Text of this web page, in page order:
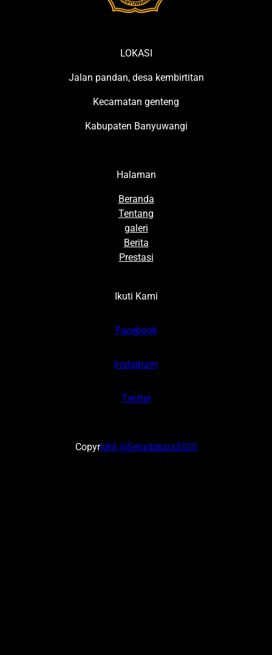
LOKASI
Jalan pandan, desa kembirtitan
Kecamatan genteng
Kabupaten Banyuwangi
Halaman
Beranda
Tentang
galeri
Berita
Prestasi
Ikuti Kami
Facebook
Instagram
Twitter
Copyright @Smadatara2025